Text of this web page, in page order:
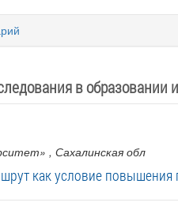
в образовании
, Сахалинская обл
как условие